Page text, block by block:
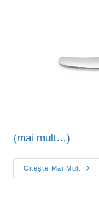
(mai mult…)
Citește Mai Mult